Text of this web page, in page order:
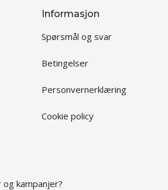
Informasjon
Spørsmål og svar
Betingelser
Personvernerklæring
Cookie policy
kampanjer?